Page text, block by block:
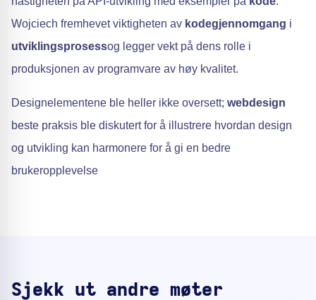
Wojciech fremhevet viktigheten av kodegjennomgang i
utviklingsprosessog legger vekt på dens rolle i
produksjonen av programvare av høy kvalitet.
Designelementene ble heller ikke oversett; webdesign
beste praksis ble diskutert for å illustrere hvordan design
og utvikling kan harmonere for å gi en bedre
brukeropplevelse
Sjekk ut andre møter